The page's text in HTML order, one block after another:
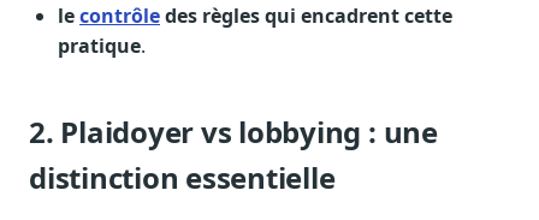
lecontrôledes règles qui encadrent cette
pratique.
2. Plaidoyer vs lobbying : une
distinction essentielle